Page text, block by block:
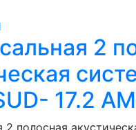
2
17.2
2 полосная